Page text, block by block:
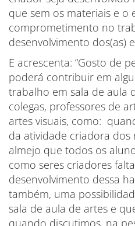
que sem os materiais e o
comprometimento no
desenvolvimento dos(as)
E acrescenta: “Gosto de
poderá contribuir em
trabalho em sala de aula
colegas, professores de
artes visuais, como:
da atividade criadora dos
almejo que todos os
como seres criadores
desenvolvimento dessa
também, uma
sala de aula de artes e
quando discutimos, na